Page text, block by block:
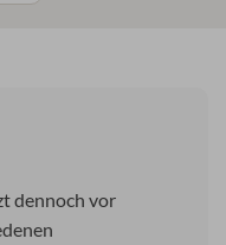
dennoch vor